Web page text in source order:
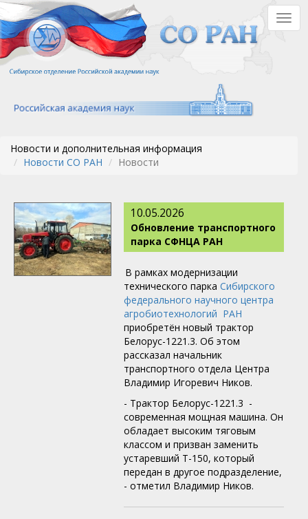
Перейти
к
основному
содержанию
Новости и дополнительная информация
Новости СО РАН
Новости
10.05.2026
Обновление транспортного
парка СФНЦА РАН
В рамках модернизации
технического парка Сибирского
федерального научного центра
агробиотехнологий РАН
приобретён новый трактор
Белорус-1221.3. Об этом
рассказал начальник
транспортного отдела Центра
Владимир Игоревич Ников.
- Трактор Белорус-1221.3 -
современная мощная машина. Он
обладает высоким тяговым
классом и призван заменить
устаревший Т-150, который
передан в другое подразделение,
- отметил Владимир Ников.